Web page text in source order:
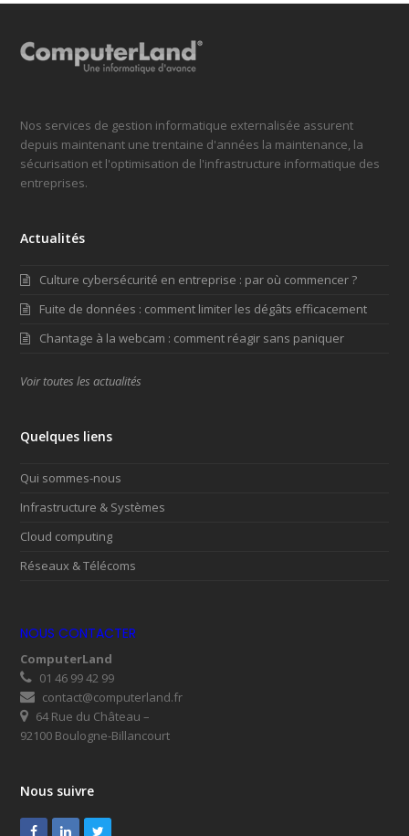
Nos services de gestion informatique externalisée assurent
depuis maintenant une trentaine d'années la maintenance, la
sécurisation et l'optimisation de l'infrastructure informatique des
entreprises.
Actualités
Culture cybersécurité en entreprise : par où commencer ?
Fuite de données : comment limiter les dégâts efficacement
Chantage à la webcam : comment réagir sans paniquer
Voir toutes les actualités
Quelques liens
Qui sommes-nous
Infrastructure & Systèmes
Cloud computing
Réseaux & Télécoms
NOUS CONTACTER
ComputerLand
01 46 99 42 99
contact@computerland.fr
64 Rue du Château –
92100 Boulogne-Billancourt
Nous suivre
Facebook
LinkedInTwitter